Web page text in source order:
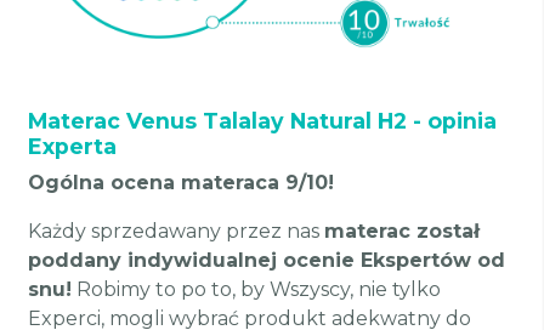
Materac Venus Talalay Natural H2 - opinia
Experta
Ogólna ocena materaca 9/10!
Każdy sprzedawany przez nas materac został
poddany indywidualnej ocenie Ekspertów od
snu! Robimy to po to, by Wszyscy, nie tylko
Experci, mogli wybrać produkt adekwatny do